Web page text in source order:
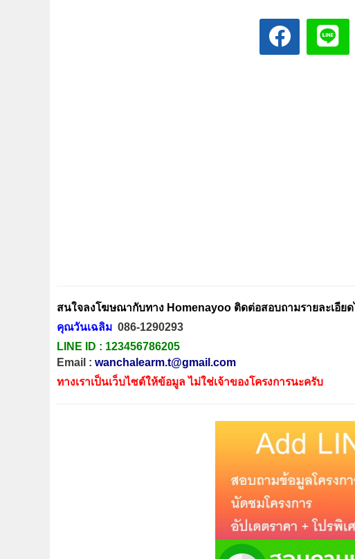
สนใจลงโฆษณากับทาง Homenayoo ติดต่อสอบถามรายละเอีย
คุณวันเฉลิม 086-1290293
LINE ID : 123456786205
Email : wanchalearm.t@gmail.com
ทางเราเป็นเว็บไซต์ให้ข้อมูล ไม่ใช่เจ้าของโครงการนะครับ